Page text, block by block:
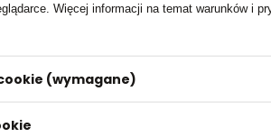
Więcej informacji na temat warunków i
(wymagane)